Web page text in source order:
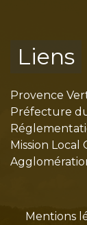
Liens
Provence
Préfecture
Mission Local
Mentions